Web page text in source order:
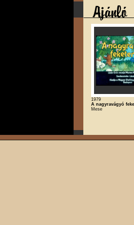
1979
A nagyravágyó
Mese